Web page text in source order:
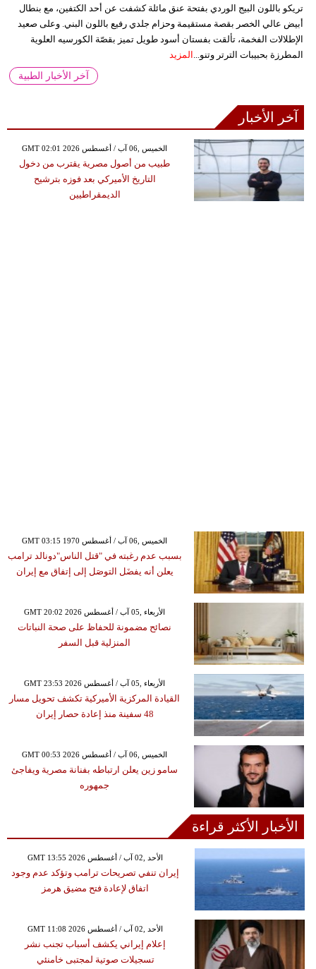
تريكو باللون البيج الوردي بفتحة عنق مائلة كشفت عن أحد الكتفين، مع بنطال
أبيض عالي الخصر بقصة مستقيمة وحزام جلدي رفيع باللون البني. وعلى صعيد
الإطلالات الفخمة، تألقت بفستان أسود طويل تميز بقصّة الكورسيه العلوية
المطرزة بحبيبات الترتر وتنو... المزيد
آخر الأخبار الطبية
آخر الأخبار
GMT 02:01 2026 الخميس ,06 آب / أغسطس
طبيب من أصول مصرية يقترب من دخول
التاريخ الأميركي بعد فوزه بترشيح
الديمقراطيين
GMT 03:15 1970 الخميس ,06 آب / أغسطس
بسبب عدم رغبته في "قتل الناس"دونالد ترامب
يعلن أنه يفضَل التوصَل إلى إتفاق مع إيران
GMT 20:02 2026 الأربعاء ,05 آب / أغسطس
نصائح مضمونة للحفاظ على صحة النباتات
المنزلية قبل السفر
GMT 23:53 2026 الأربعاء ,05 آب / أغسطس
القيادة المركزية الأميركية تكشف تحويل مسار
48 سفينة منذ إعادة حصار إيران
GMT 00:53 2026 الخميس ,06 آب / أغسطس
سامو زين يعلن ارتباطه بفنانة مصرية ويفاجئ
جمهوره
الأخبار الأكثر قراءة
GMT 13:55 2026 الأحد ,02 آب / أغسطس
إيران تنفي تصريحات ترامب وتؤكد عدم وجود
اتفاق لإعادة فتح مضيق هرمز
GMT 11:08 2026 الأحد ,02 آب / أغسطس
إعلام إيراني يكشف أسباب تجنب نشر
تسجيلات صوتية لمجتبى خامنئي